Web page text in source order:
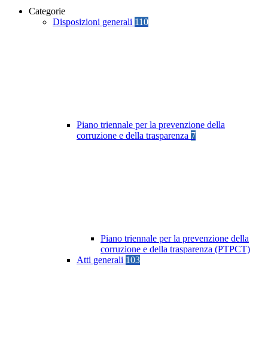
Categorie
Disposizioni generali 110
Piano triennale per la prevenzione della
corruzione e della trasparenza 7
Piano triennale per la prevenzione della
corruzione e della trasparenza (PTPCT)
Atti generali 103